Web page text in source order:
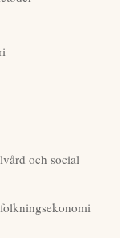
och social